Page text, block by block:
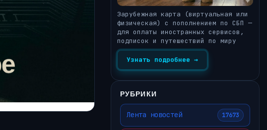
Зарубежная карта (виртуальная или
физическая) с пополнением по СБП —
для оплаты иностранных сервисов,
подписок и путешествий по миру
Узнать подробнее →
РУБРИКИ
Лента новостей 17673